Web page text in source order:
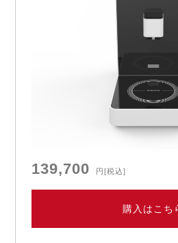
139,700 円 [税込]
購入はこち